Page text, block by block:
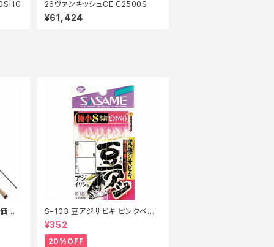
26ヴァンキッシュCE C2500S
¥61,424
ロッ
S−103 豆アジサビキ ピンクベイト
1【特価仕掛】【20】
¥352
20%OFF